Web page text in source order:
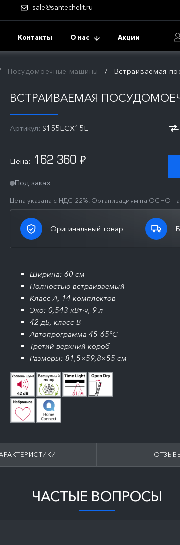
sale@santechelit.ru
Контакты О нас Акции
Посудомоечные машины Встраиваемая
ВСТРАИВАЕМАЯ
Артикул: S155ECX15E
Цена: 162 360 ₽
Под заказ
Цена указана с НДС 22%. Организациям на ОСНО
Оригинальный товар
Ширина: 60 см
Полностью встраиваемый
Класс A, 14 комплектов
Эко: 0,543 кВт·ч, 9 л
42 дБ, класс B
Автопрограмма 45-65°C
Третий верхний короб
Размеры: 81,5×59,8×55 см
ЧАСТЫЕ ВОПРОСЫ